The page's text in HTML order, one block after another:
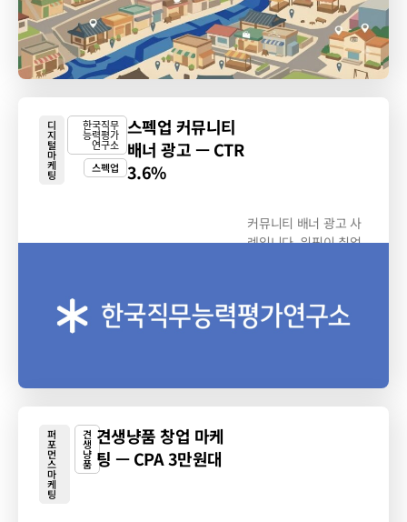
디
지
털
마
케
팅
한국직무
능력평가
연구소
스펙업
스펙업 커뮤니티
배너 광고 — CTR
3.6%
커뮤니티 배너 광고 사
례입니다. 위픽이 취업
퍼
포
먼
스
마
케
팅
견
생
냥
품
견생냥품 창업 마케
팅 — CPA 3만원대